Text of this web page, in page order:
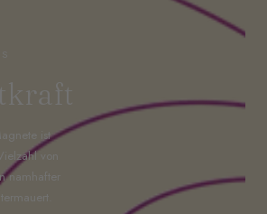
ist
von
namhafter